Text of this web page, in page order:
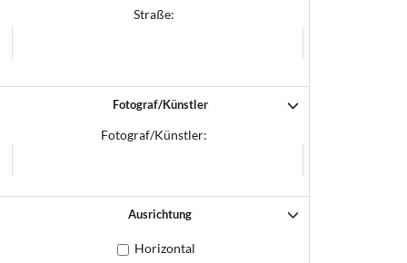
Straße:
Fotograf/Künstler
Fotograf/Künstler:
Ausrichtung
Horizontal